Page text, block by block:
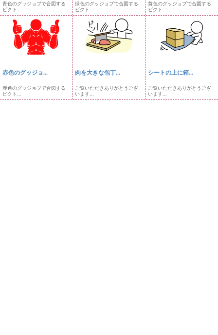
青色のグッジョブで合図する
ピクト...
緑色のグッジョブで合図する
ピクト...
黄色のグッジョブで合図する
ピクト...
赤色のグッジョ...
赤色のグッジョブで合図する
ピクト...
肉を大きな包丁...
ご覧いただきありがとうござ
います...
シートの上に箱...
ご覧いただきありがとうござ
います...